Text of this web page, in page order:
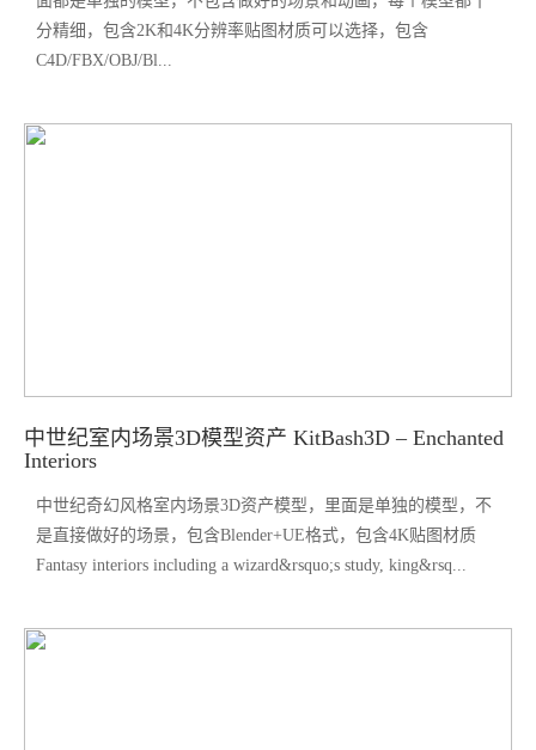
分精细，包含2K和4K分辨率贴图材质可以选择，包含
C4D/FBX/OBJ/Bl...
中世纪室内场景3D模型资产 KitBash3D – Enchanted
Interiors
中世纪奇幻风格室内场景3D资产模型，里面是单独的模型，不
是直接做好的场景，包含Blender+UE格式，包含4K贴图材质
Fantasy interiors including a wizard&rsquo;s study, king&rsq...